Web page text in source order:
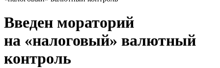
Введен мораторий
на «налоговый» валютный
контроль